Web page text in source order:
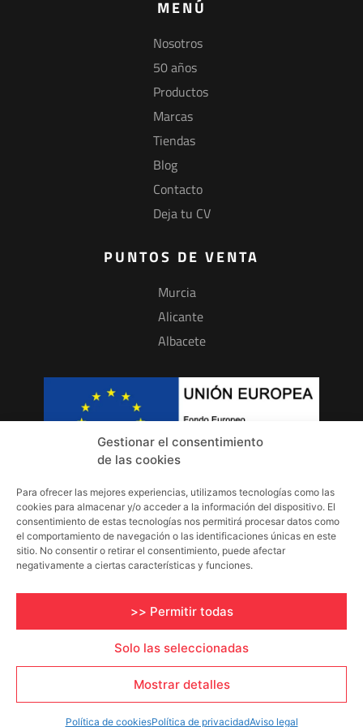
Gestionar el consentimiento
de las cookies
Para ofrecer las mejores experiencias, utilizamos tecnologías como las
cookies para almacenar y/o acceder a la información del dispositivo. El
consentimiento de estas tecnologías nos permitirá procesar datos como
el comportamiento de navegación o las identificaciones únicas en este
sitio. No consentir o retirar el consentimiento, puede afectar
negativamente a ciertas características y funciones.
>> Permitir todas
Solo las seleccionadas
Mostrar detalles
Política de cookiesPolítica de privacidadAviso legal
MENÚ
Nosotros
50 años
Productos
Marcas
Tiendas
Blog
Contacto
Deja tu CV
PUNTOS DE VENTA
Murcia
Alicante
Albacete
INFORMACIÓN
Aviso Legal
Política de Privacidad